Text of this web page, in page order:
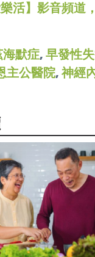
活】影音頻道
海默症, 早發性
主公醫院,神經